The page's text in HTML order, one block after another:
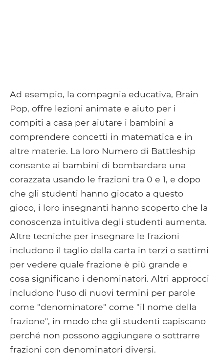
Ad esempio, la compagnia educativa, Brain
Pop, offre lezioni animate e aiuto per i
compiti a casa per aiutare i bambini a
comprendere concetti in matematica e in
altre materie. La loro Numero di Battleship
consente ai bambini di bombardare una
corazzata usando le frazioni tra 0 e 1, e dopo
che gli studenti hanno giocato a questo
gioco, i loro insegnanti hanno scoperto che la
conoscenza intuitiva degli studenti aumenta.
Altre tecniche per insegnare le frazioni
includono il taglio della carta in terzi o settimi
per vedere quale frazione è più grande e
cosa significano i denominatori. Altri approcci
includono l'uso di nuovi termini per parole
come "denominatore" come "il nome della
frazione", in modo che gli studenti capiscano
perché non possono aggiungere o sottrarre
frazioni con denominatori diversi.